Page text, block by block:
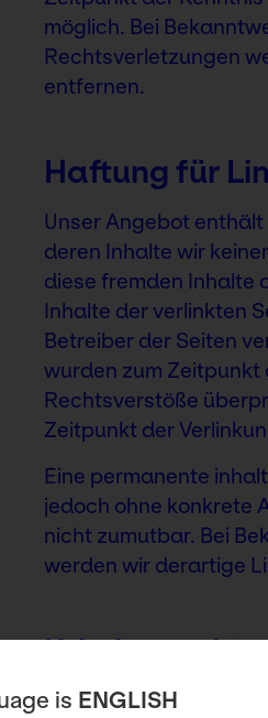
möglich. Bei
Rechtsverletzungen
entfernen.
Haftung für
Unser Angebot
deren Inhalte wir
diese fremden Inhalte
Inhalte der verlinkten
Betreiber der Seiten
wurden zum Zeitpunkt
Rechtsverstöße
Zeitpunkt der
Eine permanente
jedoch ohne konkrete
nicht zumutbar. Bei
werden wir derartige
Urheberrecht
Die durch die
is ENGLISH